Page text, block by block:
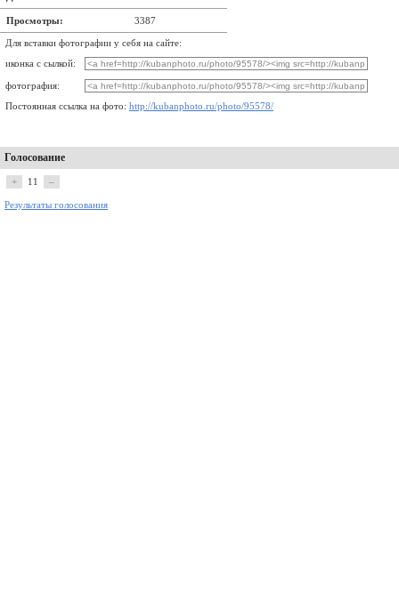
Просмотры: 3387
Для вставки фотографии у себя на сайте:
иконка с сылкой:
фотография:
Постоянная ссылка на фото: http://kubanphoto.ru/photo/95578/
Голосование
+ 11 –
Результаты голосования